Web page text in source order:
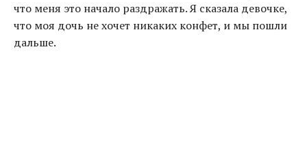
что меня это начало раздражать. Я сказала девочке,
что моя дочь не хочет никаких конфет, и мы пошли
дальше.